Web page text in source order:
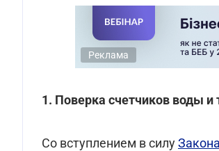
Реклама
1. Поверка счетчиков воды и
Со вступлением в силу